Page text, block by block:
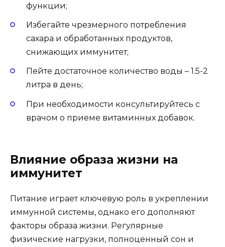
функции;
Избегайте чрезмерного потребления
сахара и обработанных продуктов,
снижающих иммунитет;
Пейте достаточное количество воды – 1.5-2
литра в день;
При необходимости консультируйтесь с
врачом о приеме витаминных добавок.
Влияние образа жизни на
иммунитет
Питание играет ключевую роль в укреплении
иммунной системы, однако его дополняют
факторы образа жизни. Регулярные
физические нагрузки, полноценный сон и